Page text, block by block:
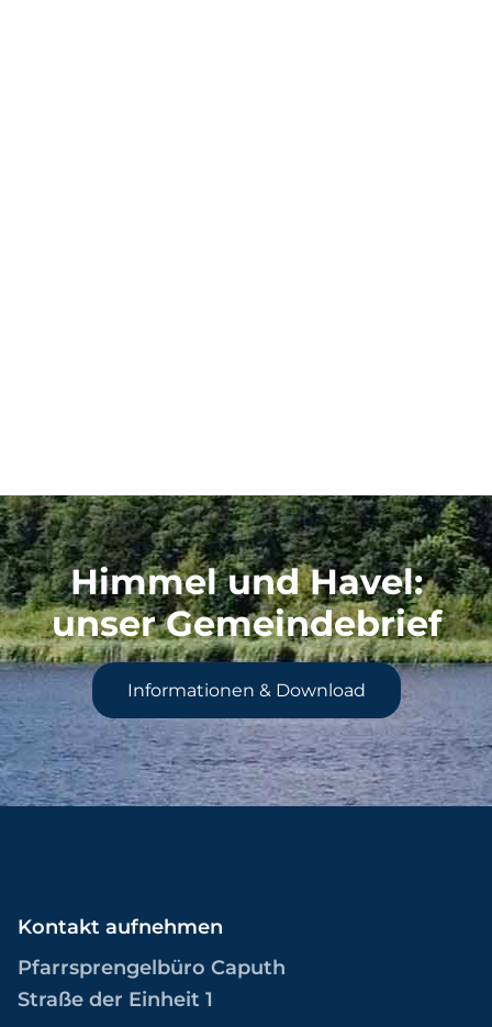
Himmel und Havel:
unser Gemeindebrief
Informationen & Download
Kontakt aufnehmen
Pfarrsprengelbüro Caputh
Straße der Einheit 1